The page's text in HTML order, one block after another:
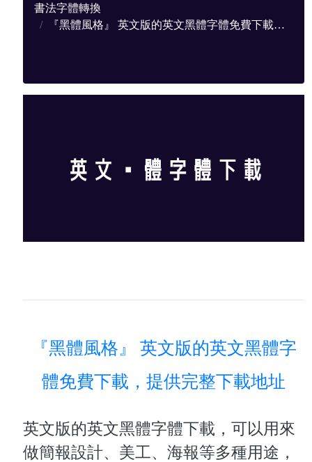
書法字體轉換
『黑體風格』 英文版的英文黑體字體免費下載，提供完整下載地址
『黑體風格』 英文版的英文黑體字
體免費下載，提供完整下載地址
英文版的英文黑體字體下載，可以用來
做簡報設計、美工、海報等多種用途，